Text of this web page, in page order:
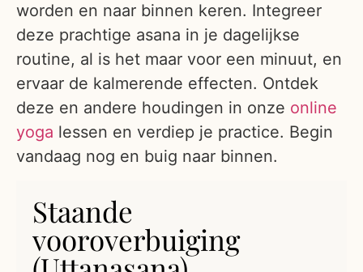
worden en naar binnen keren. Integreer
deze prachtige asana in je dagelijkse
routine, al is het maar voor een minuut, en
ervaar de kalmerende effecten. Ontdek
deze en andere houdingen in onze online
yoga lessen en verdiep je practice. Begin
vandaag nog en buig naar binnen.
Staande
vooroverbuiging